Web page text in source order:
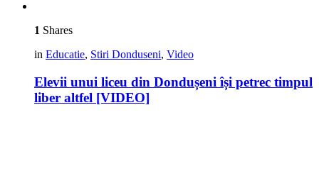
1 Shares
in Educatie, Stiri Donduseni, Video
Elevii unui liceu din Dondușeni își petrec timpul
liber altfel [VIDEO]